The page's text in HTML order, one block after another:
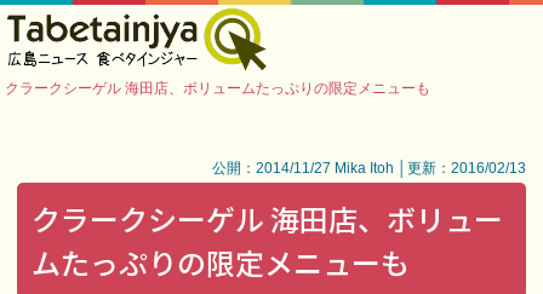
クラークシーゲル 海田店、ボリュームたっぷりの限定メニューも
公開：2014/11/27 Mika Itoh │更新：2016/02/13
クラークシーゲル 海田店、ボリュー
ムたっぷりの限定メニューも